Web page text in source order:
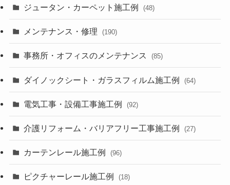
ジュータン・カーペット施工例 (48)
メンテナンス・修理 (190)
事務所・オフィスのメンテナンス (85)
ダイノックシート・ガラスフィルム施工例 (64)
電気工事・設備工事施工例 (92)
介護リフォーム・バリアフリー工事施工例 (27)
カーテンレール施工例 (96)
ピクチャーレール施工例 (18)